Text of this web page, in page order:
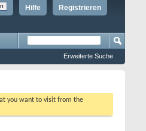
Registrieren
Hilfe
Erweiterte Suche
you want to visit from the